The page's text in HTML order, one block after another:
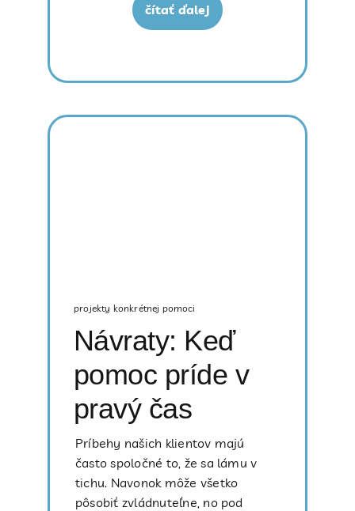
čítať ďalej
projekty konkrétnej pomoci
Návraty: Keď
pomoc príde v
pravý čas
Príbehy našich klientov majú
často spoločné to, že sa lámu v
tichu. Navonok môže všetko
pôsobiť zvládnuteľne, no pod